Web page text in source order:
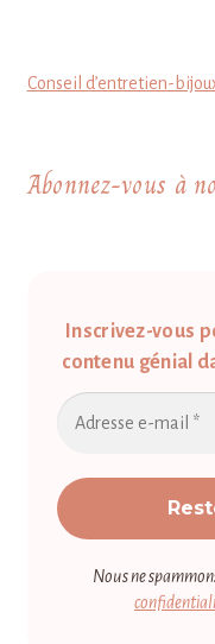
Conseil d’entretien-
Abonnez-vous à
Inscrivez-vous
contenu génial
Nous ne